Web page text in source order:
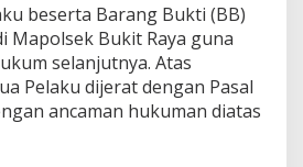
beserta Barang Bukti (BB)
Mapolsek Bukit Raya guna
selanjutnya. Atas
Pelaku dijerat dengan Pasal
ancaman hukuman diatas